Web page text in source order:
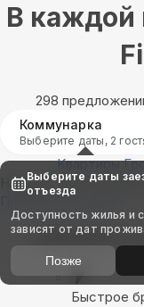
В каждой
298
Коммунарка
Выберите даты, 2
Квартиры
Найдём, где
Показать на карте
Выбирайте
Быстрое
Выберите даты
отъезда
Доступность жилья и
зависят от дат
Позже